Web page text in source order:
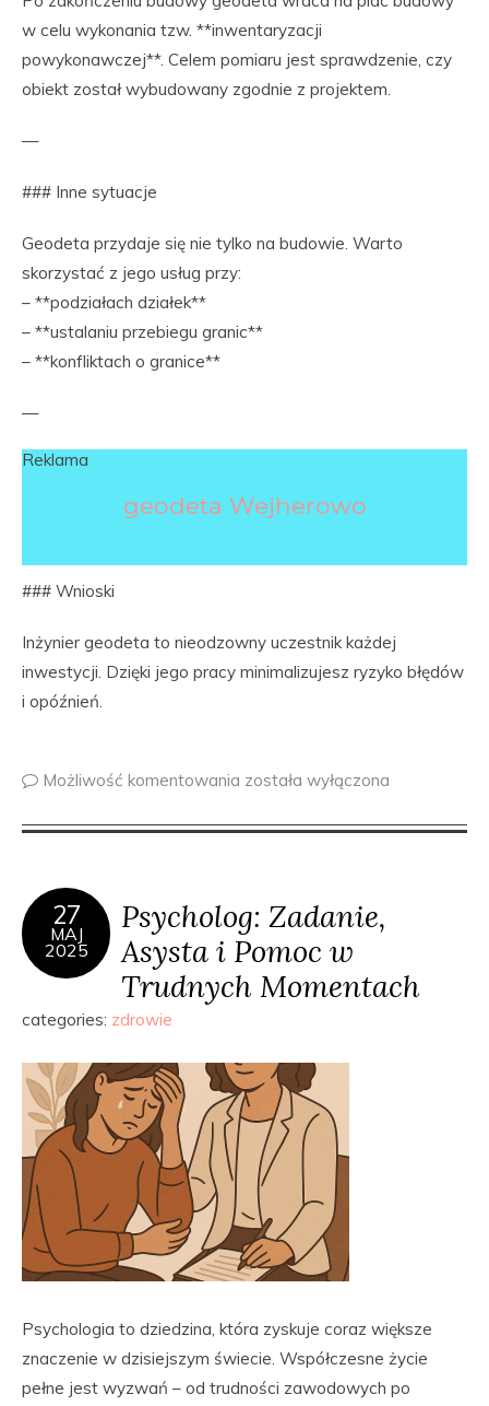
w celu wykonania tzw. **inwentaryzacji
powykonawczej**. Celem pomiaru jest sprawdzenie, czy
obiekt został wybudowany zgodnie z projektem.
—
### Inne sytuacje
Geodeta przydaje się nie tylko na budowie. Warto
skorzystać z jego usług przy:
– **podziałach działek**
– **ustalaniu przebiegu granic**
– **konfliktach o granice**
—
Reklama
geodeta Wejherowo
### Wnioski
Inżynier geodeta to nieodzowny uczestnik każdej
inwestycji. Dzięki jego pracy minimalizujesz ryzyko błędów
i opóźnień.
Możliwość komentowania została wyłączona
27
MAJ
2025
Psycholog: Zadanie,
Asysta i Pomoc w
Trudnych Momentach
categories: zdrowie
Psychologia to dziedzina, która zyskuje coraz większe
znaczenie w dzisiejszym świecie. Współczesne życie
pełne jest wyzwań – od trudności zawodowych po